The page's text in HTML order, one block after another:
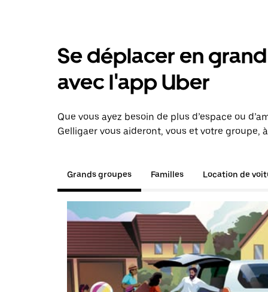
Se déplacer en
avec l'app Uber
Que vous ayez besoin de plus d’espace ou
Gelligaer vous aideront, vous et votre groupe,
Grands groupes Familles Location de